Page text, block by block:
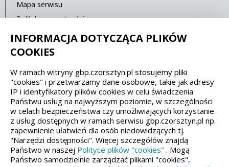
Mapa serwisu
Polityka prywatności
Deklaracja dostępności
Spełniamy standardy dostępności oraz W3C
WCAG 2.1 SECTION 508 EAA/EN 301549
IS 5568
INFORMACJA DOTYCZĄCA PLIKÓW
COOKIES
W ramach witryny gbp.czorsztyn.pl stosujemy pliki
"cookies" i przetwarzamy dane osobowe, takie jak adresy
IP i identyfikatory plików cookies w celu świadczenia
Państwu usług na najwyższym poziomie, w szczególności
w celach bezpieczeństwa czy umożliwiających korzystanie
z usług dostępnych w ramach serwisu gbp.czorsztyn.pl np.
zapewnienie ułatwień dla osób niedowidzących tj.
"Narzędzi dostępności". Więcej szczegółów znajdą
Państwo w naszej Polityce plików "cookies" . Mogą
Państwo samodzielnie zarządzać plikami "cookies",